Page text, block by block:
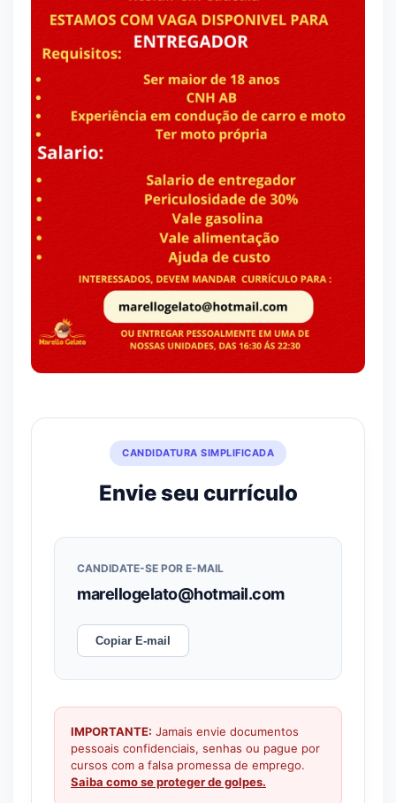
CANDIDATURA SIMPLIFICADA
Envie seu currículo
CANDIDATE-SE POR E-MAIL
marellogelato@hotmail.com
Copiar E-mail
IMPORTANTE: Jamais envie documentos
pessoais confidenciais, senhas ou pague por
cursos com a falsa promessa de emprego.
Saiba como se proteger de golpes.